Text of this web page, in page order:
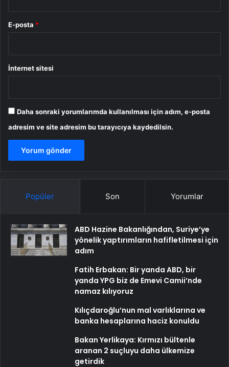
E-posta *
İnternet sitesi
Daha sonraki yorumlarımda kullanılması için adım, e-posta
adresim ve site adresim bu tarayıcıya kaydedilsin.
Popüler Son Yorumlar
ABD Hazine Bakanlığından, Suriye’ye
yönelik yaptırımların hafifletilmesi için
adım
Fatih Erbakan: Bir yanda ABD, bir
yanda YPG biz de Emevi Camii’nde
namaz kılıyoruz
Kılıçdaroğlu’nun mal varlıklarına ve
banka hesaplarına haciz konuldu
Bakan Yerlikaya: Kırmızı bültenle
aranan 2 suçluyu daha ülkemize
getirdik